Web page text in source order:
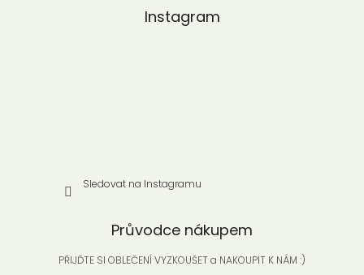
Instagram
Sledovat na Instagramu
Průvodce nákupem
PŘIJĎTE SI OBLEČENÍ VYZKOUŠET a NAKOUPIT K NÁM :)